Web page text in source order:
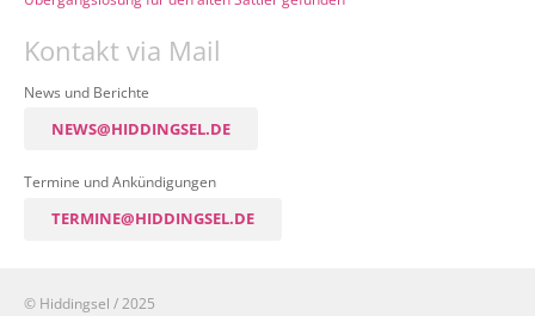
Kontakt via Mail
News und Berichte
NEWS@HIDDINGSEL.DE
Termine und Ankündigungen
TERMINE@HIDDINGSEL.DE
© Hiddingsel / 2025